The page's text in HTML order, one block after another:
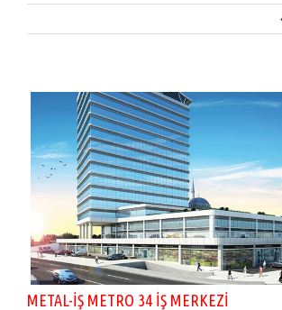
METAL-İŞ METRO 34 İŞ MERKEZİ